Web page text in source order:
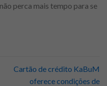
perca mais tempo para se
Cartão de crédito KaBuM
oferece condições de